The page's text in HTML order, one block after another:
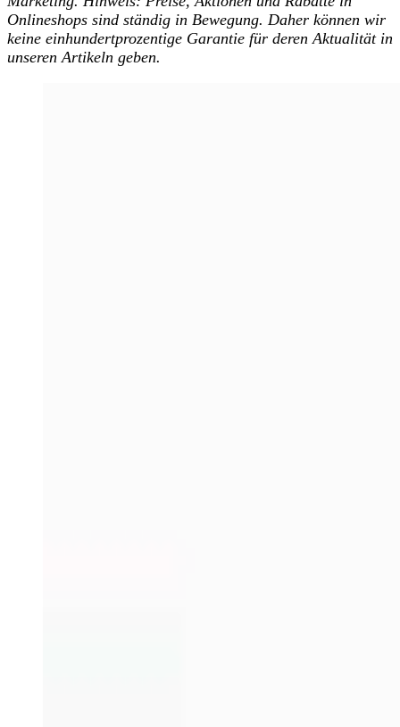
Onlineshops sind ständig in Bewegung. Daher können wir
keine einhundertprozentige Garantie für deren Aktualität in
unseren Artikeln geben.